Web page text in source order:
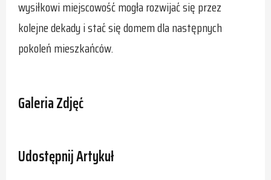
wysiłkowi miejscowość mogła rozwijać się przez
kolejne dekady i stać się domem dla następnych
pokoleń mieszkańców.
Galeria Zdjęć
Udostępnij Artykuł